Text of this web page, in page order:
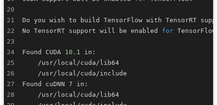
Do you wish to build TensorFlow with TensorRT
No TensorRT support will be enabled for
Found CUDA 10.1
Found cuDNN 7